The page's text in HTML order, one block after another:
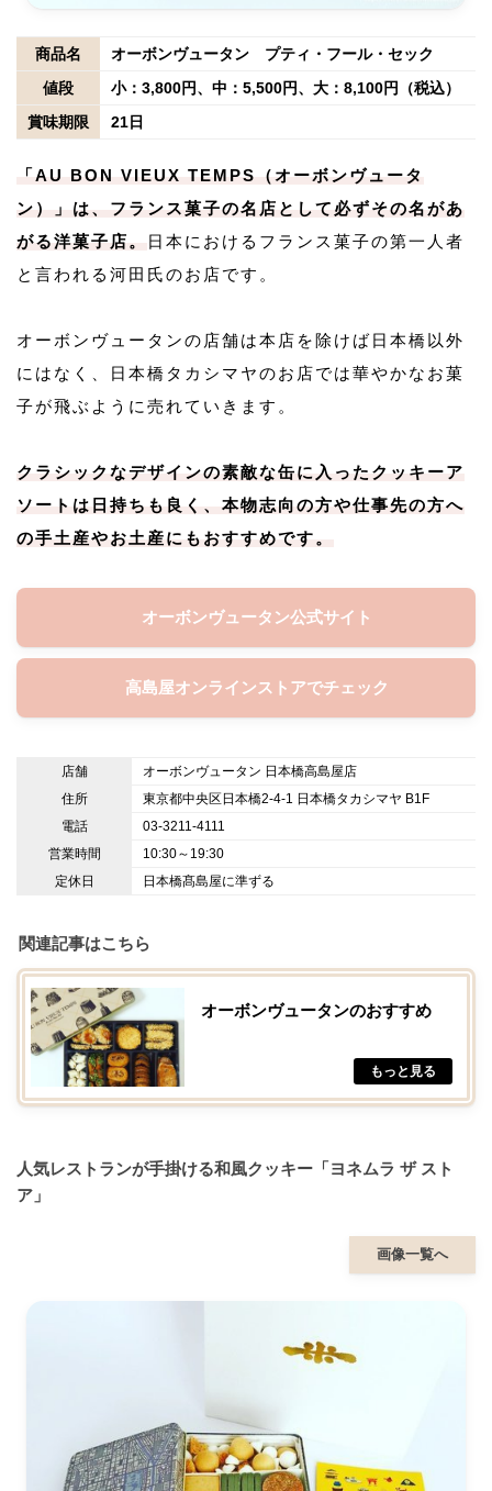
商品名
オーボンヴュータン プティ・フール・セック
値段
小：3,800円、中：5,500円、大：8,100円（税込）
賞味期限
21日
「AU BON VIEUX TEMPS（オーボンヴュータ
ン）」は、フランス菓子の名店として必ずその名があ
がる洋菓子店。
日本におけるフランス菓子の第一人者
と言われる河田氏のお店です。
オーボンヴュータンの店舗は本店を除けば日本橋以外
にはなく、日本橋タカシマヤのお店では華やかなお菓
子が飛ぶように売れていきます。
クラシックなデザインの素敵な缶に入ったクッキーア
ソートは日持ちも良く、本物志向の方や仕事先の方へ
の手土産やお土産にもおすすめです。
オーボンヴュータン公式サイト
高島屋オンラインストアでチェック
店舗
オーボンヴュータン 日本橋高島屋店
住所
東京都中央区日本橋2-4-1 日本橋タカシマヤ B1F
電話
03-3211-4111
営業時間
10:30～19:30
定休日
日本橋髙島屋に準ずる
関連記事はこちら
オーボンヴュータンのおすすめ
人気レストランが手掛ける和風クッキー「ヨネムラ ザ スト
ア」
画像一覧へ